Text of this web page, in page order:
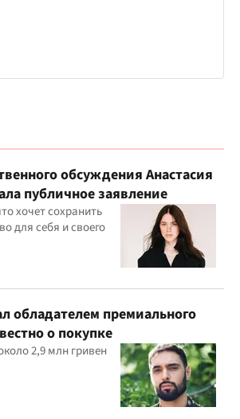
обсуждения Анастасия
публичное заявление
хочет сохранить
для себя и своего
обладателем премиального
о покупке
2,9 млн гривен